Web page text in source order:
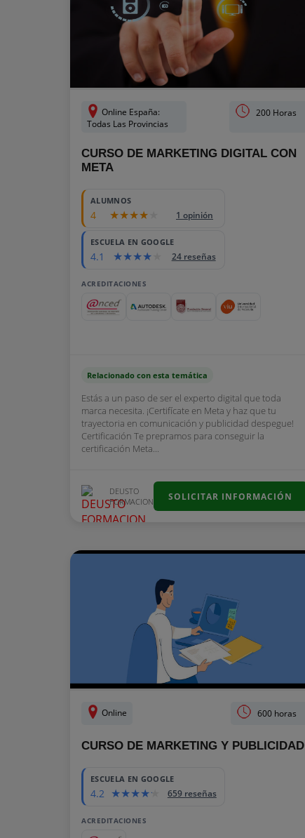
Online España:
Todas Las Provincias
200 Horas
CURSO DE MARKETING DIGITAL CON
META
ALUMNOS
4 1 opinión
ESCUELA EN GOOGLE
4.1 24 reseñas
ACREDITACIONES
Relacionado con esta temática
Estás a un paso de ser el experto digital que toda
marca necesita. ¡Certifícate en Meta y haz que tu
trayectoria en comunicación y publicidad despegue!
Certificación Te prepramos para conseguir la
certificación Meta...
DEUSTO
FORMACION
SOLICITAR INFORMACIÓN
Online 600 horas
CURSO DE MARKETING Y PUBLICIDAD
ESCUELA EN GOOGLE
4.2 659 reseñas
ACREDITACIONES